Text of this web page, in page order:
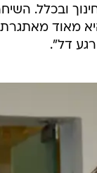
ובכלל.
מאוד
רגע דל".